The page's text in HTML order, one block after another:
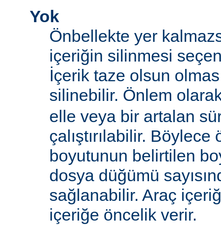
Yok
Önbellekte yer
içeriğin silinmesi
İçerik taze olsun
silinebilir. Önlem
elle veya bir artalan
çalıştırılabilir.
boyutunun belirtilen
dosya düğümü
sağlanabilir. Araç
içeriğe öncelik verir.